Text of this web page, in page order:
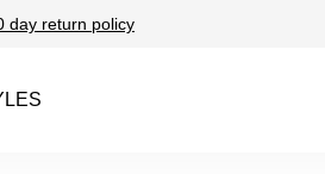
day return policy